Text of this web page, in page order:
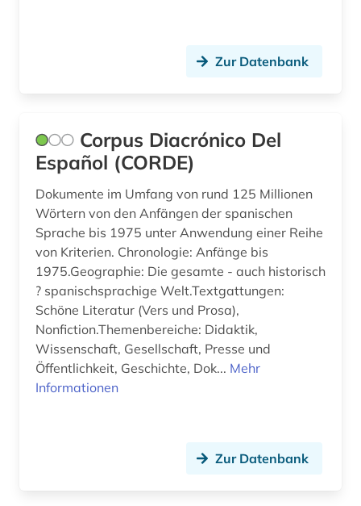
Zur Datenbank
Corpus Diacrónico Del
Español (CORDE)
Dokumente im Umfang von rund 125 Millionen
Wörtern von den Anfängen der spanischen
Sprache bis 1975 unter Anwendung einer Reihe
von Kriterien. Chronologie: Anfänge bis
1975.Geographie: Die gesamte - auch historisch
? spanischsprachige Welt.Textgattungen:
Schöne Literatur (Vers und Prosa),
Nonfiction.Themenbereiche: Didaktik,
Wissenschaft, Gesellschaft, Presse und
Öffentlichkeit, Geschichte, Dok... Mehr
Informationen
Zur Datenbank